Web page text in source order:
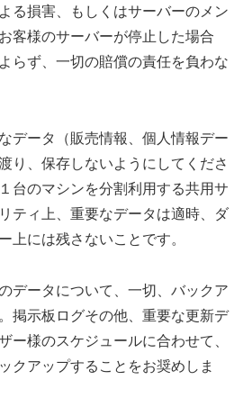
る損害、もしくはサーバーのメン
客様のサーバーが停止した場合
らず、一切の賠償の責任を負わな
データ（販売情報、個人情報デー
り、保存しないようにしてくださ
台のマシンを分割利用する共用サ
ティ上、重要なデータは適時、ダ
上には残さないことです。
データについて、一切、バックア
掲示板ログその他、重要な更新デ
ー様のスケジュールに合わせて、
クアップすることをお奨めしま